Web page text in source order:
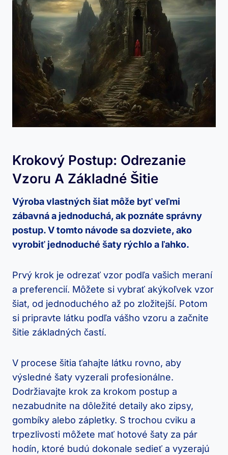
Krokový⁤ Postup:⁣ Odrezanie
Vzoru A Základné Šitie
Výroba vlastných šiat môže​ byť veľmi
zábavná a jednoduchá, ak⁣ poznáte správny
postup. V tomto návode sa ​dozviete, ⁢ako
vyrobiť jednoduché šaty rýchlo a ľahko.
Prvý krok je odrezať vzor podľa vašich⁢ meraní
a preferencií. ​Môžete si vybrať akýkoľvek vzor‌
šiat, od jednoduchého až po zložitejší.⁣ Potom
si pripravte látku⁢ podľa vášho vzoru a začnite
šitie základných častí.
V procese šitia ťahajte látku rovno, aby
výsledné‌ šaty vyzerali profesionálne.
Dodržiavajte krok za krokom⁣ postup a
nezabudnite na dôležité detaily ako⁢ zipsy,
gombíky alebo zápletky. S trochou cviku a
trpezlivosti⁣ môžete‌ mať hotové ⁢šaty za pár
hodín, ktoré⁢ budú dokonale ⁣sedieť a vyzerajú